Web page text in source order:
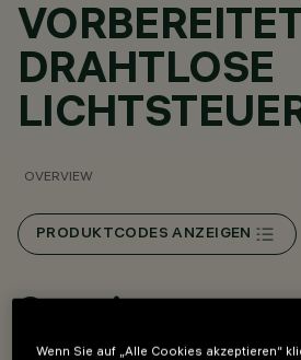
DRAHTLOSE
OVERVIEW
PRODUKTCODES ANZEIGEN
Overview
Wenn Sie auf „Alle Cookies akzeptieren“